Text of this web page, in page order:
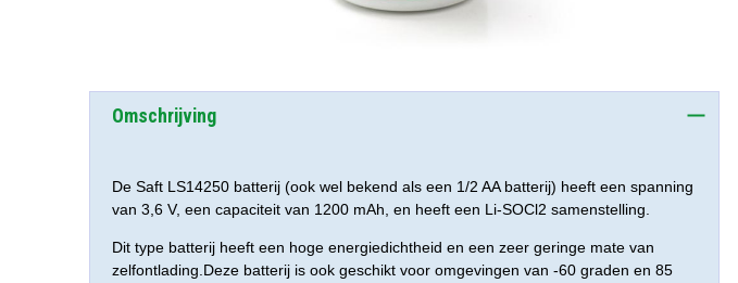
Omschrijving
De Saft LS14250 batterij (ook wel bekend als een 1/2 AA batterij) heeft een spanning
van 3,6 V, een capaciteit van 1200 mAh, en heeft een Li-SOCl2 samenstelling.
Dit type batterij heeft een hoge energiedichtheid en een zeer geringe mate van
zelfontlading.Deze batterij is ook geschikt voor omgevingen van -60 graden en 85